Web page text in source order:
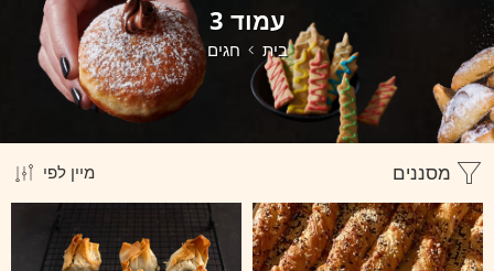
עמוד 3
בית חגים
מסננים מיין לפי